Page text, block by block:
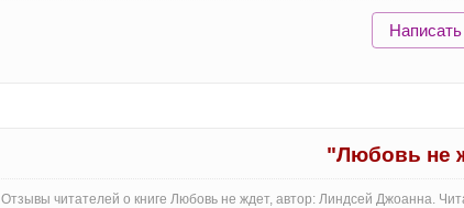
"Любовь не
Отзывы читателей о книге Любовь не ждет, автор: Линдсей Джоанна.